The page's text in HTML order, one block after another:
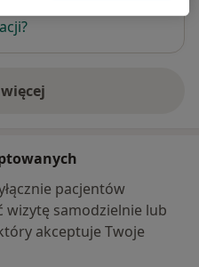
o adresie
pacjentów
wizytę samodzielnie lub
akceptuje Twoje